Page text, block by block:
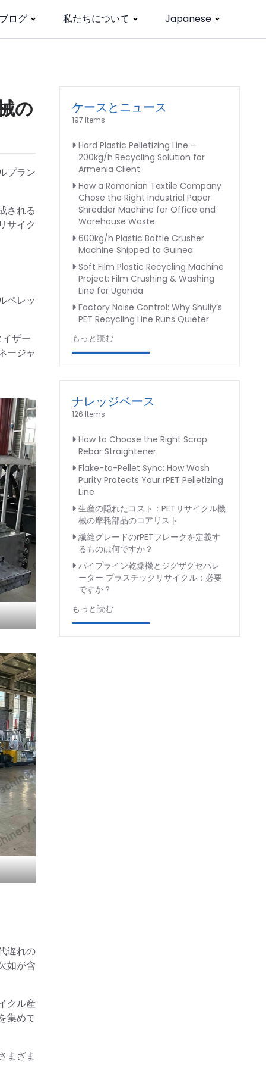
ログ 私たちについて Japanese
の
プラン
される
サイク
ペレッ
ザー
ージャ
遅れの
如が含
クル産
集めて
まざま
ケースとニュース
197 Items
Hard Plastic Pelletizing Line —
200kg/h Recycling Solution for
Armenia Client
How a Romanian Textile Company
Chose the Right Industrial Paper
Shredder Machine for Office and
Warehouse Waste
600kg/h Plastic Bottle Crusher
Machine Shipped to Guinea
Soft Film Plastic Recycling Machine
Project: Film Crushing & Washing
Line for Uganda
Factory Noise Control: Why Shuliy’s
PET Recycling Line Runs Quieter
もっと読む
ナレッジベース
126 Items
How to Choose the Right Scrap
Rebar Straightener
Flake-to-Pellet Sync: How Wash
Purity Protects Your rPET Pelletizing
Line
生産の隠れたコスト：PETリサイクル機
械の摩耗部品のコアリスト
繊維グレードのrPETフレークを定義す
るものは何ですか？
パイプライン乾燥機とジグザグセパレ
ーター プラスチックリサイクル：必要
ですか？
もっと読む